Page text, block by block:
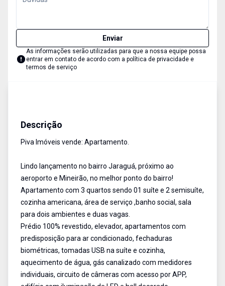
Enviar
As informações serão utilizadas para que a nossa equipe possa
entrar em contato de acordo com a política de privacidade e
termos de serviço
Descrição
Piva Imóveis vende: Apartamento.
Lindo lançamento no bairro Jaraguá, próximo ao
aeroporto e Mineirão, no melhor ponto do bairro!
Apartamento com 3 quartos sendo 01 suíte e 2 semisuíte,
cozinha americana, área de serviço ,banho social, sala
para dois ambientes e duas vagas.
Prédio 100% revestido, elevador, apartamentos com
predisposição para ar condicionado, fechaduras
biométricas, tomadas USB na suíte e cozinha,
aquecimento de água, gás canalizado com medidores
individuais, circuito de câmeras com acesso por APP,